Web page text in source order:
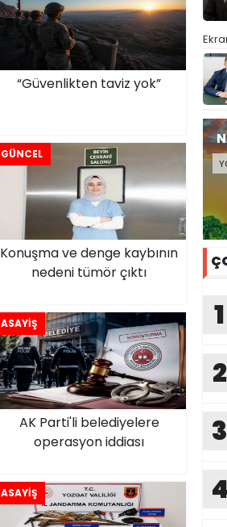
“Güvenlikten taviz yok”
GÜNCEL
Konuşma ve denge kaybının
nedeni tümör çıktı
ASAYİŞ
AK Parti'li belediyelere
operasyon iddiası
ASAYİŞ
1
2
3